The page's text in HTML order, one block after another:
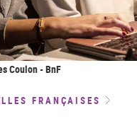
Coulon - BnF
FRANÇAISES